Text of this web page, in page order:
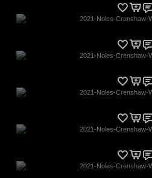
2021-Noles-Crenshaw-
2021-Noles-Crenshaw-
2021-Noles-Crenshaw-
2021-Noles-Crenshaw-
2021-Noles-Crenshaw-